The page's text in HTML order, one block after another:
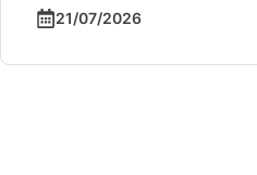
21/07/2026